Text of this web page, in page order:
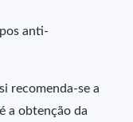
anti-
recomenda-se a
a obtenção da